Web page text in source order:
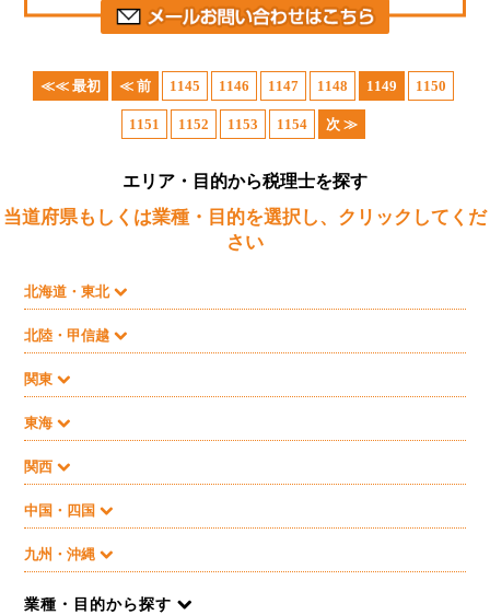
≪≪ 最初 ≪ 前 1145 1146 1147 1148 1149 1150
1151 1152 1153 1154 次 ≫
エリア・目的から税理士を探す
当道府県もしくは業種・目的を選択し、クリックしてくだ
さい
北海道・東北
北陸・甲信越
関東
東海
関西
中国・四国
九州・沖縄
業種・目的から探す